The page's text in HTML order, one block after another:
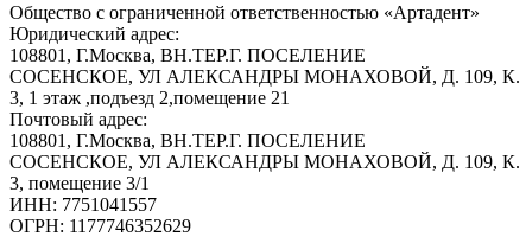
Общество с ограниченной ответственностью «Артадент»
Юридический адрес:
108801, Г.Москва, ВН.ТЕР.Г. ПОСЕЛЕНИЕ
СОСЕНСКОЕ, УЛ АЛЕКСАНДРЫ МОНАХОВОЙ, Д. 109, К.
3, 1 этаж ,подъезд 2,помещение 21
Почтовый адрес:
108801, Г.Москва, ВН.ТЕР.Г. ПОСЕЛЕНИЕ
СОСЕНСКОЕ, УЛ АЛЕКСАНДРЫ МОНАХОВОЙ, Д. 109, К.
3, помещение 3/1
ИНН: 7751041557
ОГРН: 1177746352629